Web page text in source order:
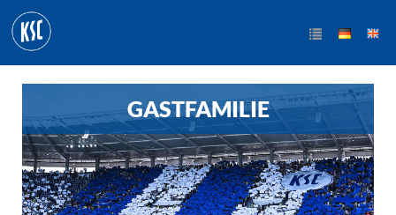
GASTFAMILIE